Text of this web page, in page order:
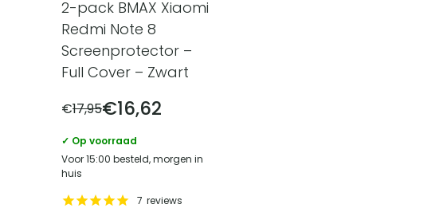
2-pack BMAX Xiaomi
Redmi Note 8
Screenprotector –
Full Cover – Zwart
€17,95€16,62
✓ Op voorraad
Voor 15:00 besteld, morgen in
huis
7 reviews